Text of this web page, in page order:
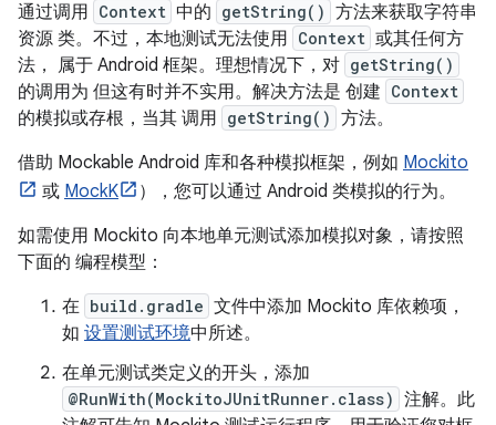
通过调用 Context 中的 getString() 方法来获取字符串
资源 类。不过，本地测试无法使用 Context 或其任何方
法， 属于 Android 框架。理想情况下，对 getString()
的调用为 但这有时并不实用。解决方法是 创建 Context
的模拟或存根，当其 调用 getString() 方法。
借助 Mockable Android 库和各种模拟框架，例如 Mockito
或 MockK
），您可以通过 Android 类模拟的行为。
如需使用 Mockito 向本地单元测试添加模拟对象，请按照
下面的 编程模型：
在 build.gradle 文件中添加 Mockito 库依赖项，
如 设置测试环境中所述。
在单元测试类定义的开头，添加
@RunWith(MockitoJUnitRunner.class) 注解。此